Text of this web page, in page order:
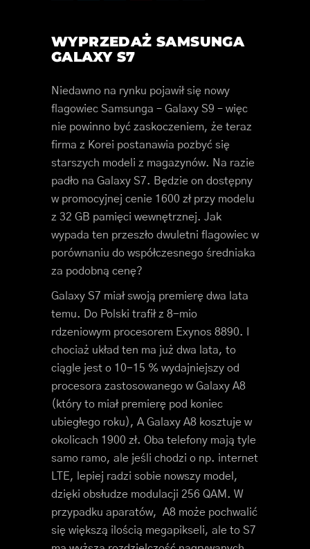
WYPRZEDAŻ SAMSUNGA
GALAXY S7
Niedawno na rynku pojawił się nowy
flagowiec Samsunga – Galaxy S9 – więc
nie powinno być zaskoczeniem, że teraz
firma z Korei postanawia pozbyć się
starszych modeli z magazynów. Na razie
padło na Galaxy S7. Będzie on dostępny
w promocyjnej cenie 1600 zł przy modelu
z 32 GB pamięci wewnętrznej. Jak
wypada ten przeszło dwuletni flagowiec w
porównaniu do współczesnego średniaka
za podobną cenę?
Galaxy S7 miał swoją premierę dwa lata
temu. Do Polski trafił z 8-mio
rdzeniowym procesorem Exynos 8890. I
chociaż układ ten ma już dwa lata, to
ciągle jest o 10-15 % wydajniejszy od
procesora zastosowanego w Galaxy A8
(który to miał premierę pod koniec
ubiegłego roku), A Galaxy A8 kosztuje w
okolicach 1900 zł. Oba telefony mają tyle
samo ramo, ale jeśli chodzi o np. internet
LTE, lepiej radzi sobie nowszy model,
dzięki obsłudze modulacji 256 QAM. W
przypadku aparatów, A8 może pochwalić
się większą ilością megapikseli, ale to S7